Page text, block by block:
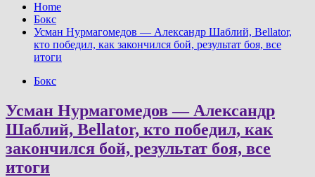
Home
Бокс
Усман Нурмагомедов — Александр Шаблий, Bellator,
кто победил, как закончился бой, результат боя, все
итоги
Бокс
Усман Нурмагомедов — Александр
Шаблий, Bellator, кто победил, как
закончился бой, результат боя, все
итоги